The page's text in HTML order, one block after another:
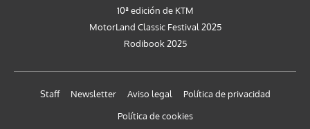
10ª edición de KTM
MotorLand Classic Festival 2025
Rodibook 2025
Staff Newsletter Aviso legal
Política de privacidad
Política de cookies